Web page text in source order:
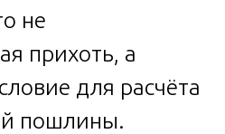
не
прихоть, а
для расчёта
пошлины.